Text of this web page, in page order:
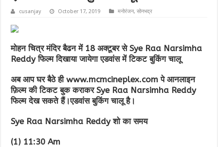
cusanjay October 17, 2019 मनोरंजन,सोनभद्र
मोहन चित्र मंदिर बैढन में 18 अक्टूबर से Sye Raa Narsimha
Reddy फिल्म दिखाया जायेगा एडवांस में टिकट बुकिंग चालू
अब आप घर बैठे ही www.mcmcineplex.com पे आनलाइन
फ़िल्म की टिकट बुक कराकरSye Raa Narsimha Reddy
फिल्म देख सकते हैं।एडवांस बुकिंग चालू है।
Sye Raa Narsimha Reddyशो का समय
(1) 11:30 Am